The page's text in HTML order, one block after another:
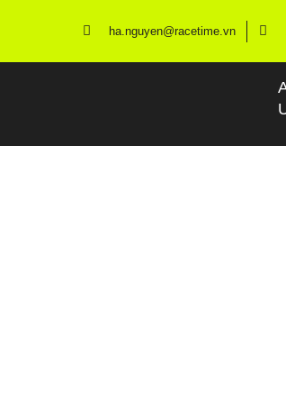
ha.nguyen@racetime.vn